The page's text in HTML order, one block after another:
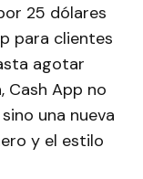
25 dólares
para clientes
agotar
Cash App no
una nueva
y el estilo